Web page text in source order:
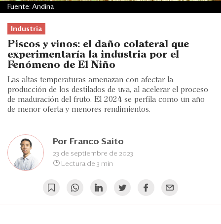
Legal y Política
Eventos
Blogs
Ranking CEO
Edición Impresa
Industria
Piscos y vinos: el daño colateral que
experimentaría la industria por el
Fenómeno de El Niño
Las altas temperaturas amenazan con afectar la
producción de los destilados de uva, al acelerar el proceso
de maduración del fruto. El 2024 se perfila como un año
de menor oferta y menores rendimientos.
Por Franco Saito
23 de septiembre de 2023
Lectura de 3 min
Fuente: Andina